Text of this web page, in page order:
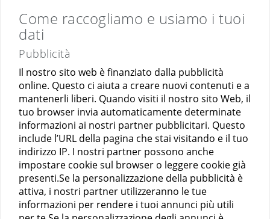
Come raccogliamo e usiamo i tuoi
dati
Pubblicità
Il nostro sito web è finanziato dalla pubblicità
online. Questo ci aiuta a creare nuovi contenuti e a
mantenerli liberi. Quando visiti il ​​nostro sito Web, il
tuo browser invia automaticamente determinate
informazioni ai nostri partner pubblicitari. Questo
include l’URL della pagina che stai visitando e il tuo
indirizzo IP. I nostri partner possono anche
impostare cookie sul browser o leggere cookie già
presenti.Se la personalizzazione della pubblicità è
attiva, i nostri partner utilizzeranno le tue
informazioni per rendere i tuoi annunci più utili